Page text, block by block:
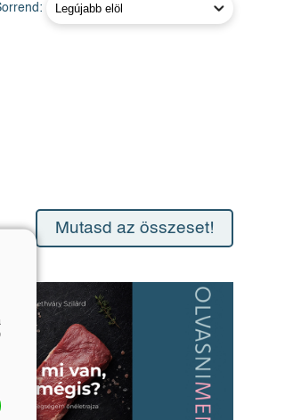
Mutasd az összeset!